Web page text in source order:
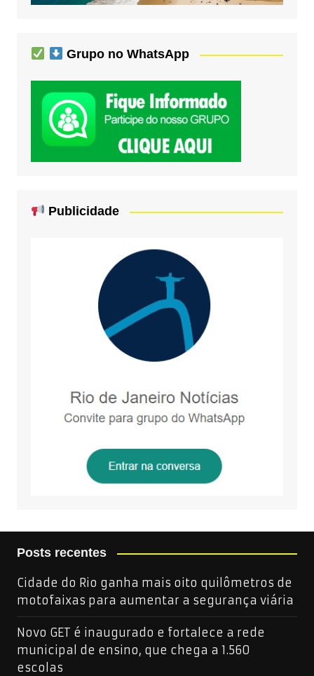
Grupo no WhatsApp
Publicidade
Posts recentes
Cidade do Rio ganha mais oito quilômetros de
motofaixas para aumentar a segurança viária
Novo GET é inaugurado e fortalece a rede
municipal de ensino, que chega a 1.560
escolas